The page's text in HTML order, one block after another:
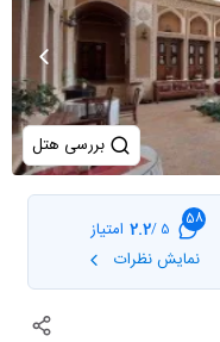
بررسی هتل
58
5 /
2.2 امتیاز
نمایش نظرات